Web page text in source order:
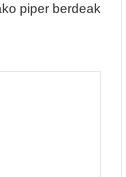
piper berdeak